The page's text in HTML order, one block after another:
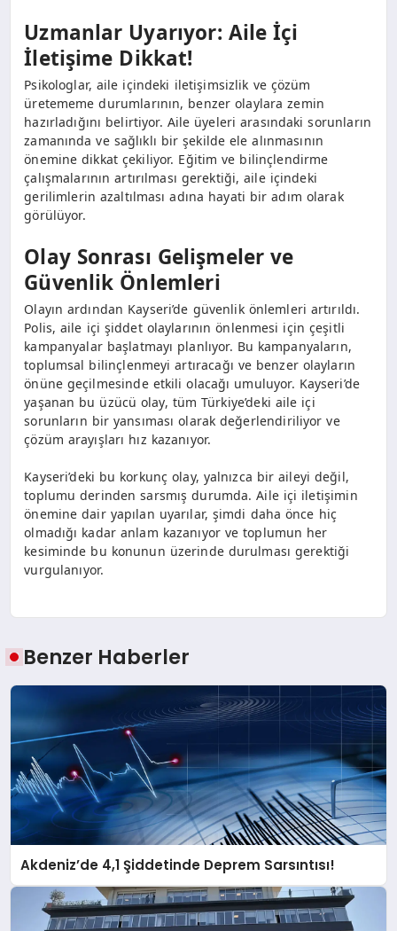
Uzmanlar Uyarıyor: Aile İçi
İletişime Dikkat!
Psikologlar, aile içindeki iletişimsizlik ve çözüm
üretememe durumlarının, benzer olaylara zemin
hazırladığını belirtiyor. Aile üyeleri arasındaki sorunların
zamanında ve sağlıklı bir şekilde ele alınmasının
önemine dikkat çekiliyor. Eğitim ve bilinçlendirme
çalışmalarının artırılması gerektiği, aile içindeki
gerilimlerin azaltılması adına hayati bir adım olarak
görülüyor.
Olay Sonrası Gelişmeler ve
Güvenlik Önlemleri
Olayın ardından Kayseri’de güvenlik önlemleri artırıldı.
Polis, aile içi şiddet olaylarının önlenmesi için çeşitli
kampanyalar başlatmayı planlıyor. Bu kampanyaların,
toplumsal bilinçlenmeyi artıracağı ve benzer olayların
önüne geçilmesinde etkili olacağı umuluyor. Kayseri’de
yaşanan bu üzücü olay, tüm Türkiye’deki aile içi
sorunların bir yansıması olarak değerlendiriliyor ve
çözüm arayışları hız kazanıyor.
Kayseri’deki bu korkunç olay, yalnızca bir aileyi değil,
toplumu derinden sarsmış durumda. Aile içi iletişimin
önemine dair yapılan uyarılar, şimdi daha önce hiç
olmadığı kadar anlam kazanıyor ve toplumun her
kesiminde bu konunun üzerinde durulması gerektiği
vurgulanıyor.
Benzer Haberler
Akdeniz’de 4,1 Şiddetinde Deprem Sarsıntısı!